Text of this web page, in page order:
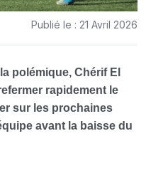
Publié le : 21 Avril 2026
polémique, Chérif El
rapidement le
sur les prochaines
avant la baisse du